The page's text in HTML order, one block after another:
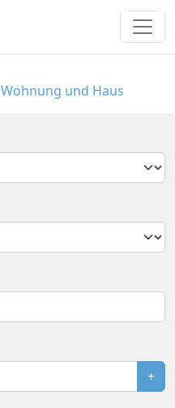
Wohnung und Haus
+